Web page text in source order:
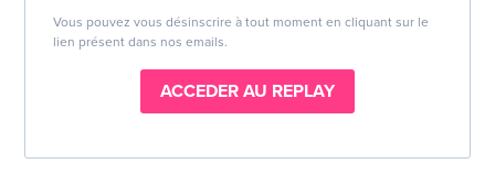
Vous pouvez vous désinscrire à tout moment en cliquant sur le
lien présent dans nos emails.
ACCEDER AU REPLAY